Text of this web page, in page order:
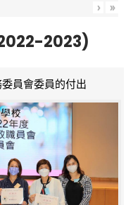
› »
2023)
員會委員的付出